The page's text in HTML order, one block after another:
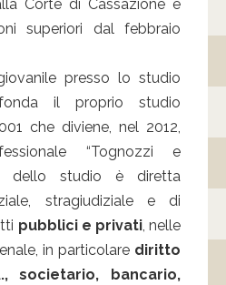
Corte di Cassazione e
superiori dal febbraio
presso lo studio
fonda il proprio studio
che diviene, nel 2012,
“Tognozzi e
dello studio è diretta
stragiudiziale e di
pubblici e privati, nelle
in particolare diritto
societario, bancario,